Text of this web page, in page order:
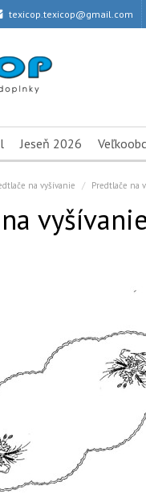
texicop.texicop@gmail.com
Jeseň 2026
na vyšívanie Predtlače na